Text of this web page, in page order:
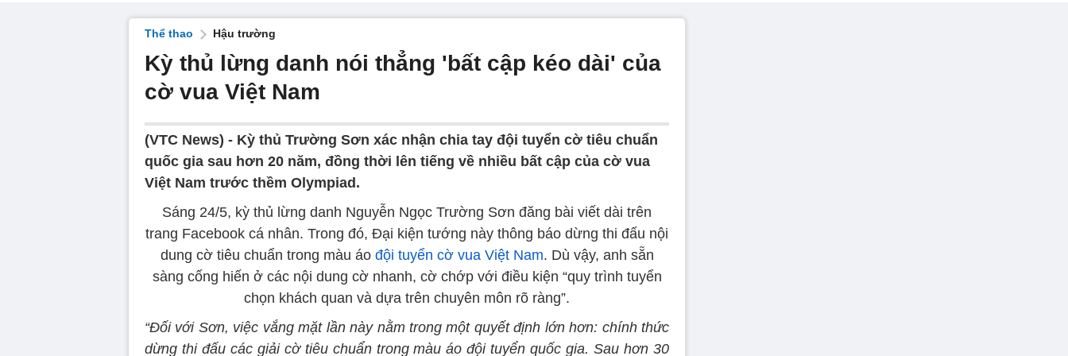
Thể thao Hậu trường
Kỳ thủ lừng danh nói thẳng 'bất cập kéo dài' của
cờ vua Việt Nam
(VTC News) - Kỳ thủ Trường Sơn xác nhận chia tay đội tuyển cờ tiêu chuẩn
quốc gia sau hơn 20 năm, đồng thời lên tiếng về nhiều bất cập của cờ vua
Việt Nam trước thềm Olympiad.
Sáng 24/5, kỳ thủ lừng danh Nguyễn Ngọc Trường Sơn đăng bài viết dài trên
trang Facebook cá nhân. Trong đó, Đại kiện tướng này thông báo dừng thi đấu nội
dung cờ tiêu chuẩn trong màu áo đội tuyển cờ vua Việt Nam. Dù vậy, anh sẵn
sàng cống hiến ở các nội dung cờ nhanh, cờ chớp với điều kiện “quy trình tuyển
chọn khách quan và dựa trên chuyên môn rõ ràng”.
“Đối với Sơn, việc vắng mặt lần này nằm trong một quyết định lớn hơn: chính thức
dừng thi đấu các giải cờ tiêu chuẩn trong màu áo đội tuyển quốc gia.Sau hơn 30